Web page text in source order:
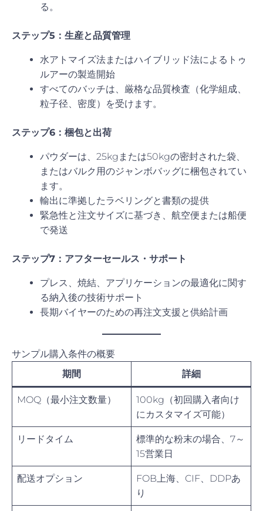
る。
ステップ5：生産と品質管理
水アトマイズ法またはハイブリッド法によるトゥ
ルアーの製造開始
すべてのバッチは、厳格な品質検査（化学組成、
粒子径、密度）を受けます。
ステップ6：梱包と出荷
パウダーは、25kgまたは50kgの密封された袋、
またはバルク用のジャンボバッグに梱包されてい
ます。
輸出に準拠したラベリングと書類の提供
緊急性と注文サイズに基づき、航空便または船便
で発送
ステップ7：アフターセールス・サポート
プレス、焼結、アプリケーションの最適化に関す
る納入後の技術サポート
長期バイヤーのための再注文支援と供給計画
サンプル購入条件の概要
期間
詳細
MOQ（最小注文数量）
100kg（初回購入者向け
にカスタマイズ可能）
リードタイム
標準的な粉末の場合、7～
15営業日
配送オプション
FOB上海、CIF、DDPあ
り